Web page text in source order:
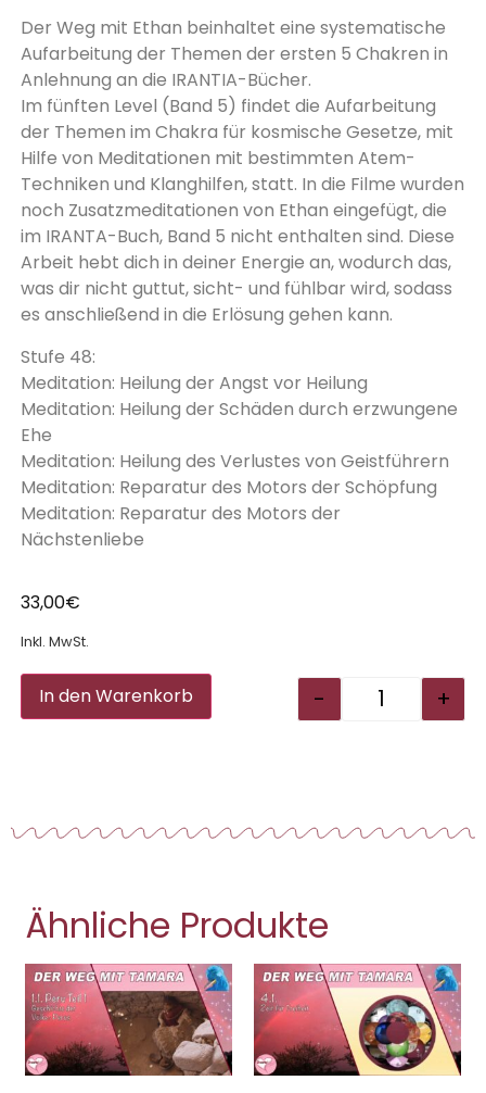
Der Weg mit Ethan beinhaltet eine systematische
Aufarbeitung der Themen der ersten 5 Chakren in
Anlehnung an die IRANTIA-Bücher.
Im fünften Level (Band 5) findet die Aufarbeitung
der Themen im Chakra für kosmische Gesetze, mit
Hilfe von Meditationen mit bestimmten Atem-
Techniken und Klanghilfen, statt. In die Filme wurden
noch Zusatzmeditationen von Ethan eingefügt, die
im IRANTA-Buch, Band 5 nicht enthalten sind. Diese
Arbeit hebt dich in deiner Energie an, wodurch das,
was dir nicht guttut, sicht- und fühlbar wird, sodass
es anschließend in die Erlösung gehen kann.
Stufe 48:
Meditation: Heilung der Angst vor Heilung
Meditation: Heilung der Schäden durch erzwungene
Ehe
Meditation: Heilung des Verlustes von Geistführern
Meditation: Reparatur des Motors der Schöpfung
Meditation: Reparatur des Motors der
Nächstenliebe
33,00€
Inkl. MwSt.
- +
In den Warenkorb Alternative:
Ähnliche Produkte